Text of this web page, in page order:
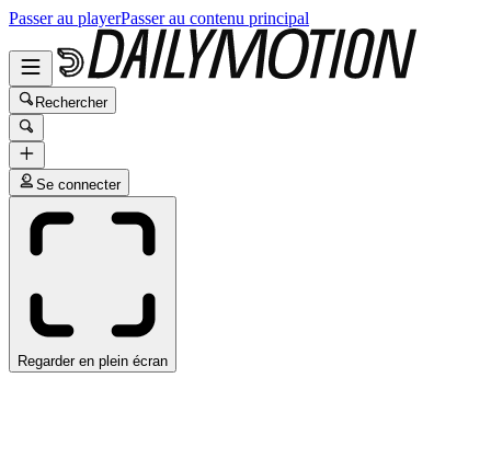
Passer au playerPasser au contenu principal
Rechercher
Se connecter
Regarder en plein écran